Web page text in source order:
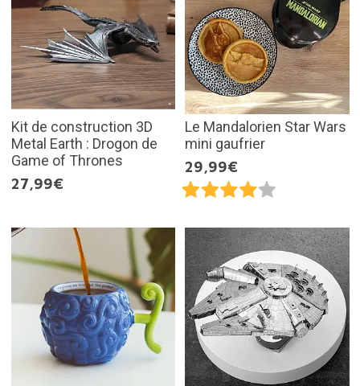
Kit de construction 3D
Metal Earth : Drogon de
Game of Thrones
27,99€
Le Mandalorien Star Wars
mini gaufrier
29,99€